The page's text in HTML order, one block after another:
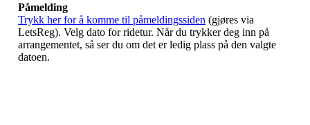
Påmelding
Trykk her for å komme til påmeldingssiden (gjøres via
LetsReg). Velg dato for ridetur. Når du trykker deg inn på
arrangementet, så ser du om det er ledig plass på den valgte
datoen.